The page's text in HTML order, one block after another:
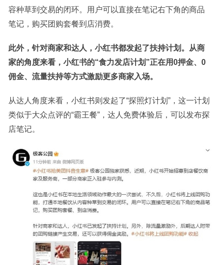
容种草到交易的闭环。用户可以直接在笔记右下角的商品
笔记，购买团购套餐到店消费。
此外，针对商家和达人，小红书都发起了扶持计划。从商
家的角度来看，小红书的“食力发店计划”正在用0押金、0
佣金、流量扶持等方式激励更多商家入场。
从达人角度来看，小红书则发起了“探照灯计划”，这一计划
类似于大众点评的“霸王餐”，达人免费体验后，可以发布探
店笔记。